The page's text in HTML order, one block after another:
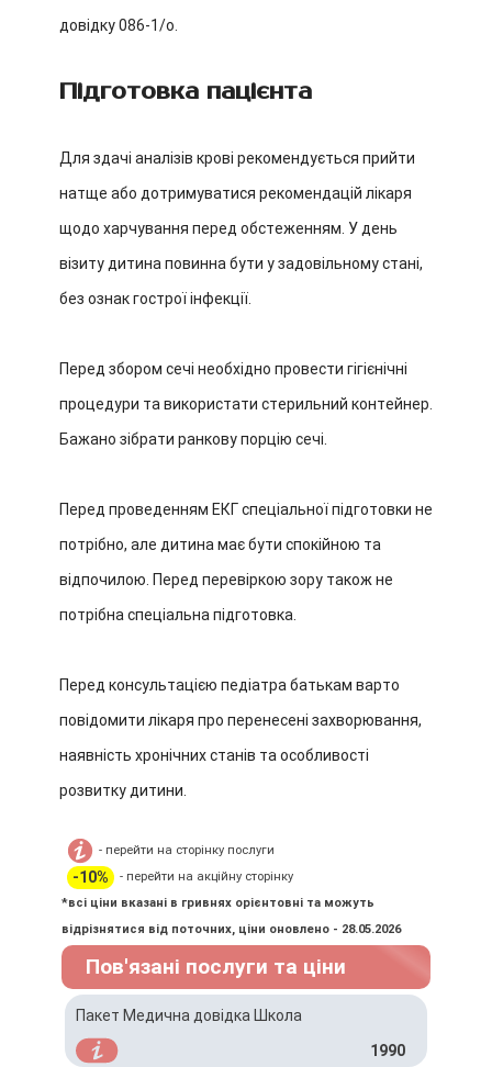
довідку 086-1/о.
Підготовка пацієнта
Для здачі аналізів крові рекомендується прийти
натще або дотримуватися рекомендацій лікаря
щодо харчування перед обстеженням. У день
візиту дитина повинна бути у задовільному стані,
без ознак гострої інфекції.
Перед збором сечі необхідно провести гігієнічні
процедури та використати стерильний контейнер.
Бажано зібрати ранкову порцію сечі.
Перед проведенням ЕКГ спеціальної підготовки не
потрібно, але дитина має бути спокійною та
відпочилою. Перед перевіркою зору також не
потрібна спеціальна підготовка.
Перед консультацією педіатра батькам варто
повідомити лікаря про перенесені захворювання,
наявність хронічних станів та особливості
розвитку дитини.
- перейти на сторінку послуги
-10%
- перейти на акційну сторінку
*всі ціни вказані в гривнях орієнтовні та можуть
відрізнятися від поточних, ціни оновлено - 28.05.2026
Пов'язані послуги та ціни
Пакет Медична довідка Школа
1990